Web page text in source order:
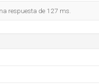
respuesta de 127 ms.